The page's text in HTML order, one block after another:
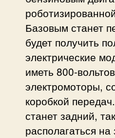
Базовым станет
будет получить
электрические
иметь 800-
электромоторы,
коробкой
станет задний,
располагаться